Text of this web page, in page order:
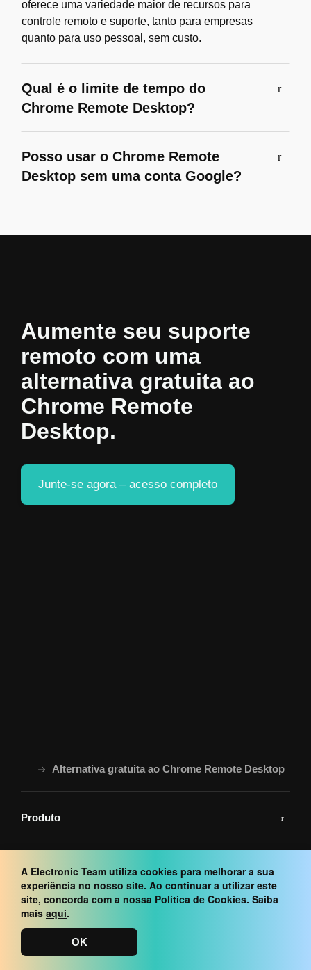
A Electronic Team utiliza cookies para melhorar a sua
experiência no nosso site. Ao continuar a utilizar este
site, concorda com a nossa Política de Cookies. Saiba
mais aqui.
OK
oferece uma variedade maior de recursos para
controle remoto e suporte, tanto para empresas
quanto para uso pessoal, sem custo.
Qual é o limite de tempo do
Chrome Remote Desktop?
Posso usar o Chrome Remote
Desktop sem uma conta Google?
Aumente seu suporte
remoto com uma
alternativa gratuita ao
Chrome Remote
Desktop.
Junte-se agora – acesso completo
Alternativa gratuita ao Chrome Remote Desktop
Produto
Criado para
Soluções